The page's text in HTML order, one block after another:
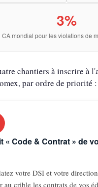
3%
CA mondial pour les violations de
chantiers à inscrire à
par ordre de priorité :
« Code & Contrat » de
votre DSI et votre
au crible les contrats de vos